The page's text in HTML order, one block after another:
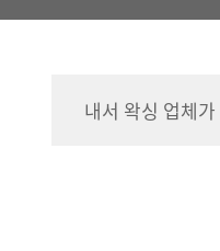
내서 왁싱 업체